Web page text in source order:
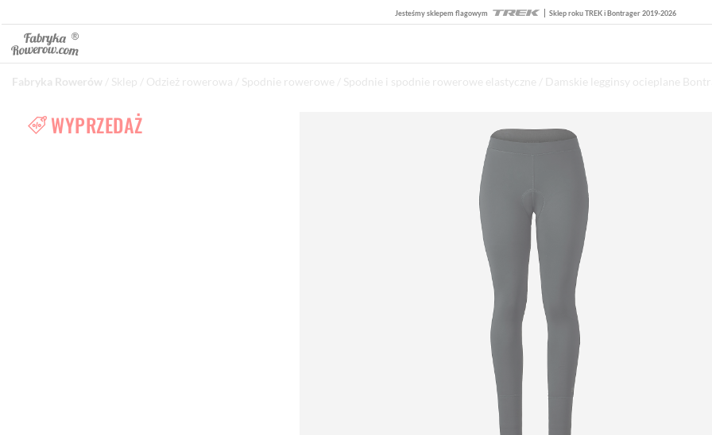
Jesteśmy sklepem flagowym Sklep roku TREK i Bontrager 2019-2026
Fabryka Rowerów Sklep Odzież rowerowa Spodnie rowerowe Spodnie i spodnie rowerowe elastyczne / Damskie legginsy ocieplane
WYPRZEDAŻ